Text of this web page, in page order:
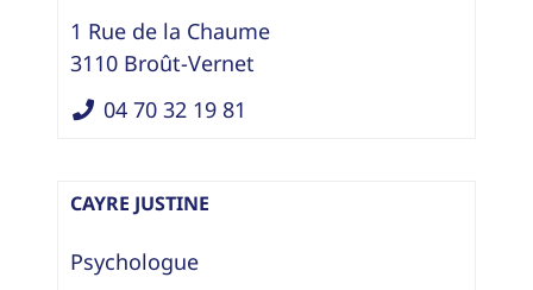
1 Rue de la Chaume
3110 Broût-Vernet
04 70 32 19 81
CAYRE JUSTINE
Psychologue